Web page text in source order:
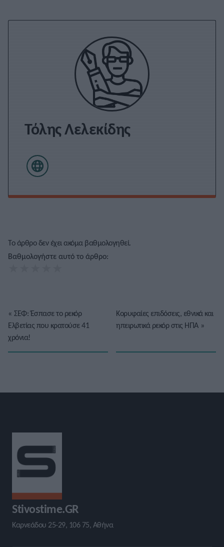
Τόλης Λελεκίδης
Το άρθρο δεν έχει ακόμα βαθμολογηθεί.
Βαθμολογήστε αυτό το άρθρο:
« ΣΕΦ: Έσπασε το ρεκόρ
Ελβετίας που κρατούσε 41
χρόνια!
Κορυφαίες επιδόσεις, εθνικά και
ηπειρωτικά ρεκόρ στις ΗΠΑ»
Stivostime.GR
Καρνεάδου 25-29, 106 75, Αθήνα